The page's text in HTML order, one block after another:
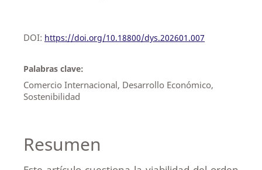
DOI: https://doi.org/10.18800/dys.202601.007
Palabras clave:
Comercio Internacional, Desarrollo Económico,
Sostenibilidad
Resumen